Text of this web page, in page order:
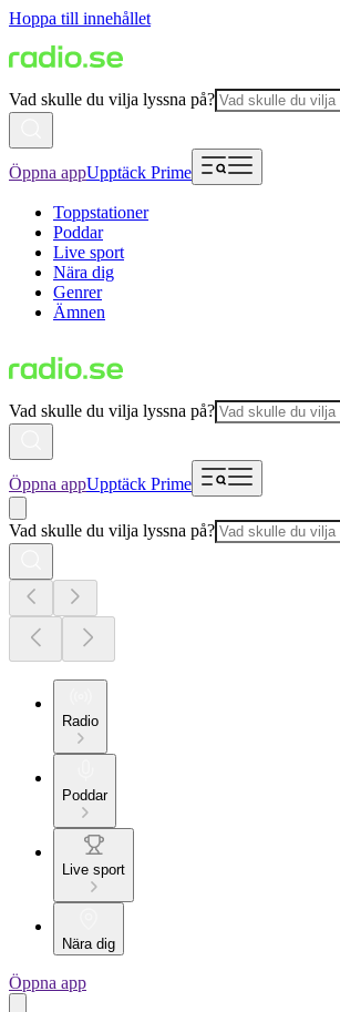
Hoppa till innehållet
Vad skulle du vilja lyssna på?
Öppna appUpptäck Prime
Toppstationer
Poddar
Live sport
Nära dig
Genrer
Ämnen
Vad skulle du vilja lyssna på?
Öppna appUpptäck Prime
Vad skulle du vilja lyssna på?
Radio
Poddar
Live sport
Nära dig
Öppna app